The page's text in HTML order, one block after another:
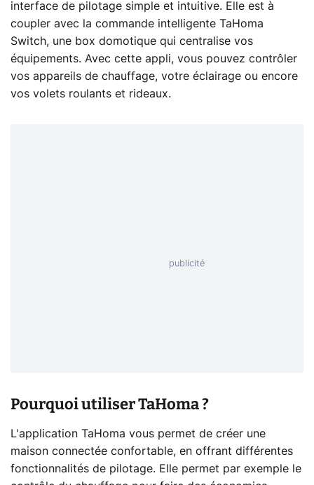
interface de pilotage simple et intuitive. Elle est à
coupler avec la commande intelligente TaHoma
Switch, une box domotique qui centralise vos
équipements. Avec cette appli, vous pouvez contrôler
vos appareils de chauffage, votre éclairage ou encore
vos volets roulants et rideaux.
Pourquoi utiliser TaHoma ?
L'application TaHoma vous permet de créer une
maison connectée confortable, en offrant différentes
fonctionnalités de pilotage. Elle permet par exemple le